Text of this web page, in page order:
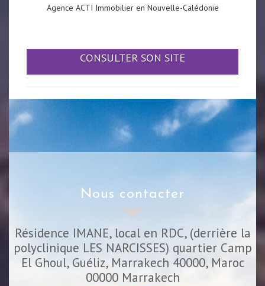
Agence ACTI Immobilier en Nouvelle-Calédonie
CONSULTER SON SITE
nous contacter
Résidence IMANE, local en RDC, (derrière la
polyclinique LES NARCISSES) quartier Camp
El Ghoul, Guéliz, Marrakech 40000, Maroc
00000 Marrakech